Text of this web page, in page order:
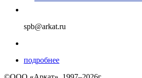
spb@arkat.ru
подробнее